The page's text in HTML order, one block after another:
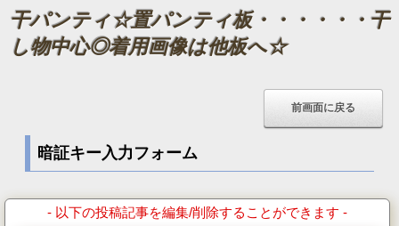
干パンティ☆置パンティ板・・・・・・干
し物中心◎着用画像は他板へ☆
暗証キー入力フォーム
- 以下の投稿記事を編集/削除することができます -